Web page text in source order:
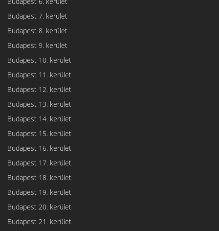
Budapest 7. kerület
Budapest 8. kerület
Budapest 9. kerület
Budapest 10. kerület
Budapest 11. kerület
Budapest 12. kerület
Budapest 13. kerület
Budapest 14. kerület
Budapest 15. kerület
Budapest 16. kerület
Budapest 17. kerület
Budapest 18. kerület
Budapest 19. kerület
Budapest 20. kerület
Budapest 21. kerület